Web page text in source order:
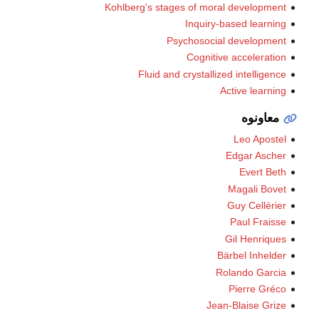
Kohlberg's stages of moral development
Inquiry-based learning
Psychosocial development
Cognitive acceleration
Fluid and crystallized intelligence
Active learning
معاونوه
Leo Apostel
Edgar Ascher
Evert Beth
Magali Bovet
Guy Cellérier
Paul Fraisse
Gil Henriques
Bärbel Inhelder
Rolando Garcia
Pierre Gréco
Jean-Blaise Grize